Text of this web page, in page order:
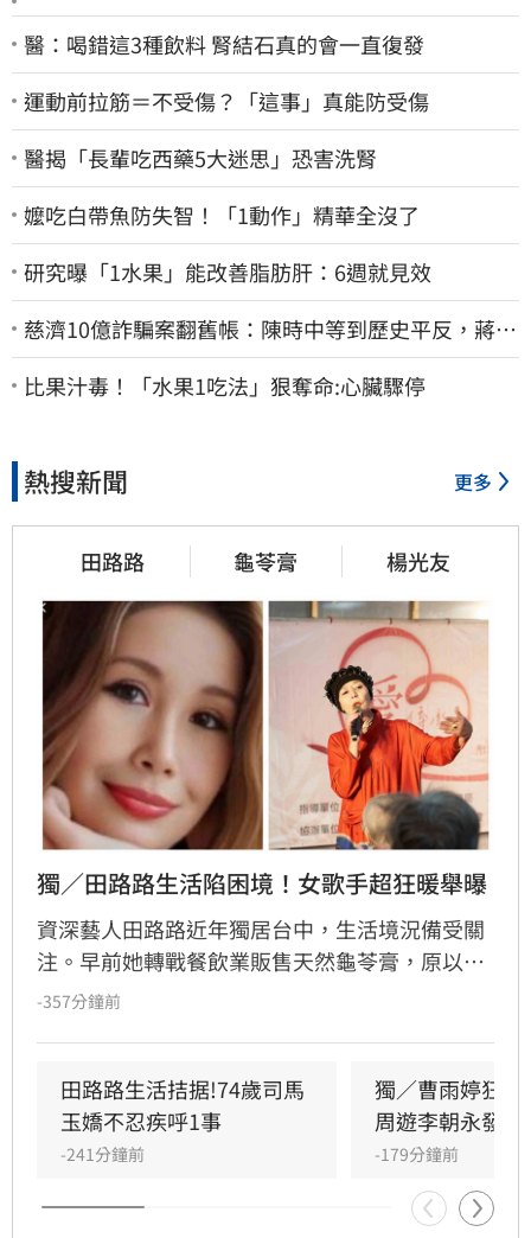
醫：喝錯這3種飲料 腎結石真的會一直復發
運動前拉筋＝不受傷？「這事」真能防受傷
醫揭「長輩吃西藥5大迷思」恐害洗腎
嬤吃白帶魚防失智！「1動作」精華全沒了
研究曝「1水果」能改善脂肪肝：6週就見效
慈濟10億詐騙案翻舊帳：陳時中等到歷史平反，蔣萬
安償還2022政治利息
比果汁毒！「水果1吃法」狠奪命:心臟驟停
熱搜新聞 更多
田路路 龜苓膏 楊光友
獨／田路路生活陷困境！女歌手超狂暖舉曝
資深藝人田路路近年獨居台中，生活境況備受關
注。早前她轉戰餐飲業販售天然龜苓膏，原以為
事業漸入佳境，卻因身體狀況欠佳及腳傷復發，
優先處理私人事務並調養身體。長期相挺的歌手
乾妹奕君也證實此消息。
-357分鐘前
田路路生活拮据!74歲司馬
玉嬌不忍疾呼1事
-241分鐘前
獨／曹雨婷狂
周遊李朝永發聲
-179分鐘前